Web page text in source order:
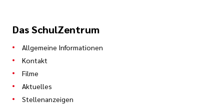
Theorie
720 Stunden Theoretische Weiterbildung
Das SchulZentrum
Allgemeine Informationen
Kontakt
Filme
Aktuelles
Stellenanzeigen